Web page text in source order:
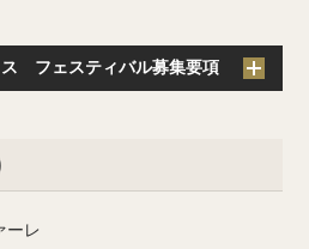
ス フェスティバル募集要項
ーレ